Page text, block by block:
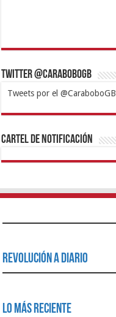
Twitter @CaraboboGB
Tweets por el
1xbetBetturkeyBetistKralbet
https://mvbcasino.com/
Cartel de Notificación
Revolución a Diario
Lo Más Reciente